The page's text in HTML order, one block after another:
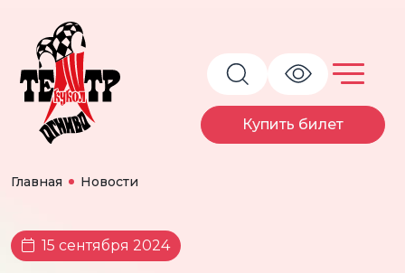
Купить билет
Главная Новости
15 сентября 2024